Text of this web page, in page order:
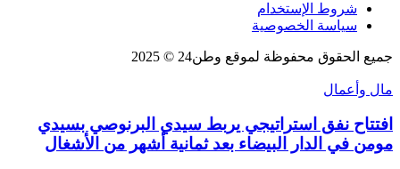
شروط الإستخدام
سياسة الخصوصية
جميع الحقوق محفوظة لموقع وطن24 © 2025
مال وأعمال
افتتاح نفق استراتيجي يربط سيدي البرنوصي بسيدي
مومن في الدار البيضاء بعد ثمانية أشهر من الأشغال